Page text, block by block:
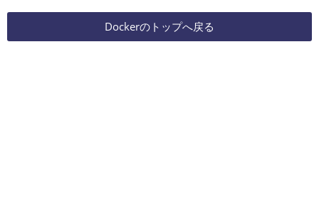
Dockerのトップへ戻る